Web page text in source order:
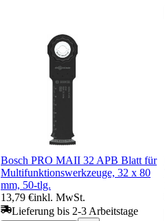
Bosch PRO MAII 32 APB Blatt für
Multifunktionswerkzeuge, 32 x 80
mm, 50-tlg.
13,79 €inkl. MwSt.
Lieferung bis 2-3 Arbeitstage